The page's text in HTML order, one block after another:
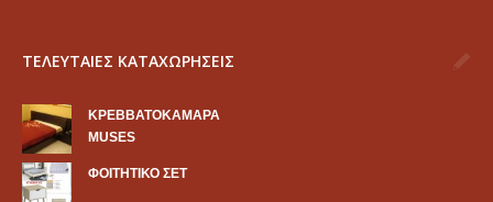
ΤΕΛΕΥΤΑΙΕΣ ΚΑΤΑΧΩΡΗΣΕΙΣ
KΡΕΒΒΑΤΟΚΑΜΑΡΑ
MUSES
ΦΟΙΤΗΤΙΚΟ ΣΕΤ